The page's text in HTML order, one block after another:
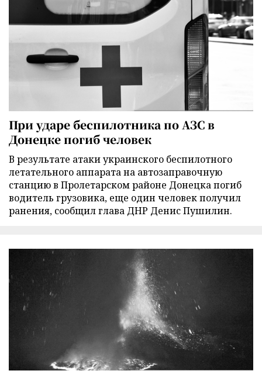
При ударе беспилотника по АЗС в
Донецке погиб человек
В результате атаки украинского беспилотного
летательного аппарата на автозаправочную
станцию в Пролетарском районе Донецка погиб
водитель грузовика, еще один человек получил
ранения, сообщил глава ДНР Денис Пушилин.